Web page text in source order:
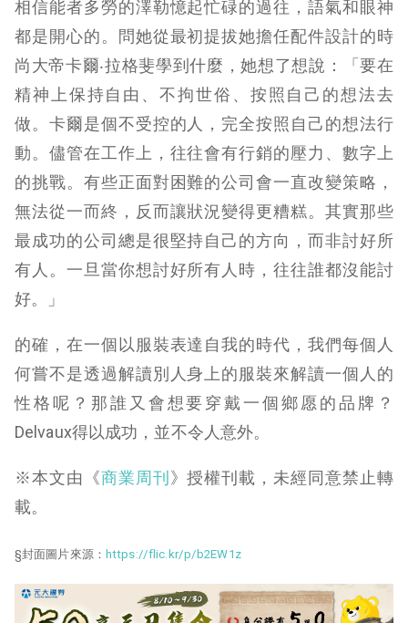
相信能者多勞的澤勒憶起忙碌的過往，語氣和眼神
都是開心的。問她從最初提拔她擔任配件設計的時
尚大帝卡爾‧拉格斐學到什麼，她想了想說：「要在
精神上保持自由、不拘世俗、按照自己的想法去
做。卡爾是個不受控的人，完全按照自己的想法行
動。儘管在工作上，往往會有行銷的壓力、數字上
的挑戰。有些正面對困難的公司會一直改變策略，
無法從一而終，反而讓狀況變得更糟糕。其實那些
最成功的公司總是很堅持自己的方向，而非討好所
有人。一旦當你想討好所有人時，往往誰都沒能討
好。」
的確，在一個以服裝表達自我的時代，我們每個人
何嘗不是透過解讀別人身上的服裝來解讀一個人的
性格呢？那誰又會想要穿戴一個鄉愿的品牌？
Delvaux得以成功，並不令人意外。
※本文由《商業周刊》授權刊載，未經同意禁止轉
載。
§封面圖片來源： https://flic.kr/p/b2EW1z